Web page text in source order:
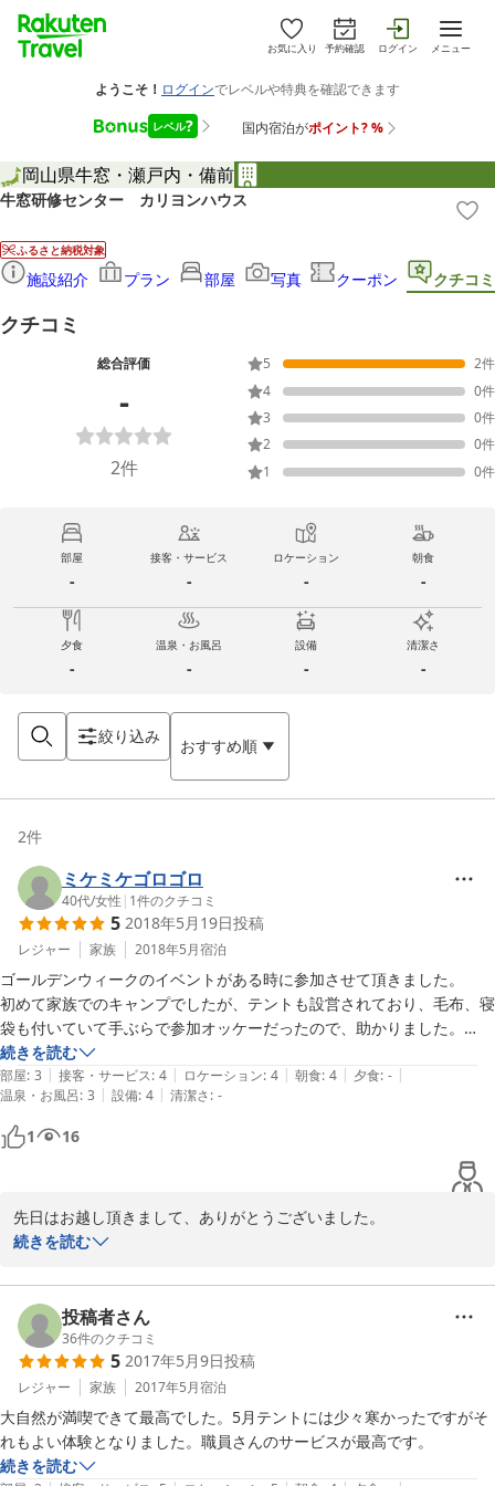
お気に入り 予約確認 ログイン メニュー
岡山県牛窓・瀬戸内・備前
牛窓研修センター カリヨンハウス
ふるさと納税対象
施設紹介 プラン 部屋 写真 クーポン クチコミ
クチコミ
総合評価
-
2件
5 2件
4
0件
3
0件
2
0件
1
0件
部屋
-
接客・サービス
-
ロケーション
-
朝食
-
夕食
-
温泉・お風呂
-
設備
-
清潔さ
-
絞り込み おすすめ順
2件
ミケミケゴロゴロ
40代/女性 | 1件のクチコミ
5 2018年5月19日投稿
レジャー 家族 2018年5月宿泊
ゴールデンウィークのイベントがある時に参加させて頂きました。
初めて家族でのキャンプでしたが、テントも設営されており、毛布、寝
袋も付いていて手ぶらで参加オッケーだったので、助かりました。
地引網で獲った魚を、自分達で捌いてのバーベキュー！たまたま鯛を分
けて頂き、焼いて頂きましたが美味しかった♪
肉や野菜、ご飯もついていたのでお腹いっぱい。
子どもも外でのご飯が美味しかったようで、珍しくおかわりしていまし
夜は宿泊者は天体観測が無料で、金星や木星がバッチリ観る事ができま
した。観測が終わって、夜空を見上げると、降ってきそうなぐらいの沢
次の日、オプションでクルージングや陶芸など選べるのですが、私達は
釣りをチョイス。
レクチャーされた通りに釣り糸を垂らすと、オコゼやハゼなどが釣れ、
夢中になり、あっと言う間に時間が過ぎて行きます。
ランチのカレーを食べ、
最寄りの船着場まで送ってもらえるのが有難かったです。
続きを読む
部屋: 3 | 接客・サービス: 4 | ロケーション: 4 | 朝食: 4 | 夕食: - |
温泉・お風呂: 3 | 設備: 4 | 清潔さ: -
1 16
先日はお越し頂きまして、ありがとうございました。
なかなかスマートなご案内ができず、ご不便をおかけしたと思いま
朝食の『ヒジキ』は、12月の寒い時期に採った『芽ヒジキ』とい
うものです。喜んでいただけて光栄です。
この島には、約400年前の「大坂城築城残石史跡群」や稚魚のゆ
りかごとも呼ばれる「アマモの森」などもございます。よろしけれ
ば、またお出かけ頂いて、宝の島『前島』をご満喫下さい。ご投稿
2018-05-21
続きを読む
投稿者さん
36件のクチコミ
5 2017年5月9日投稿
レジャー 家族 2017年5月宿泊
大自然が満喫できて最高でした。5月テントには少々寒かったですがそ
れもよい体験となりました。職員さんのサービスが最高です。
続きを読む